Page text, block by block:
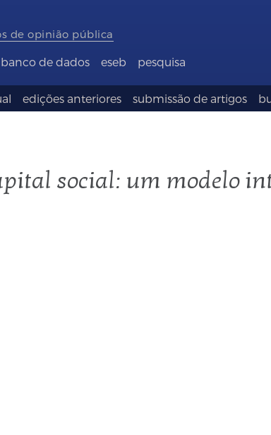
de opinião pública
edições anteriores submissão de artigos
banco de dados eseb pesquisa
social: um modelo